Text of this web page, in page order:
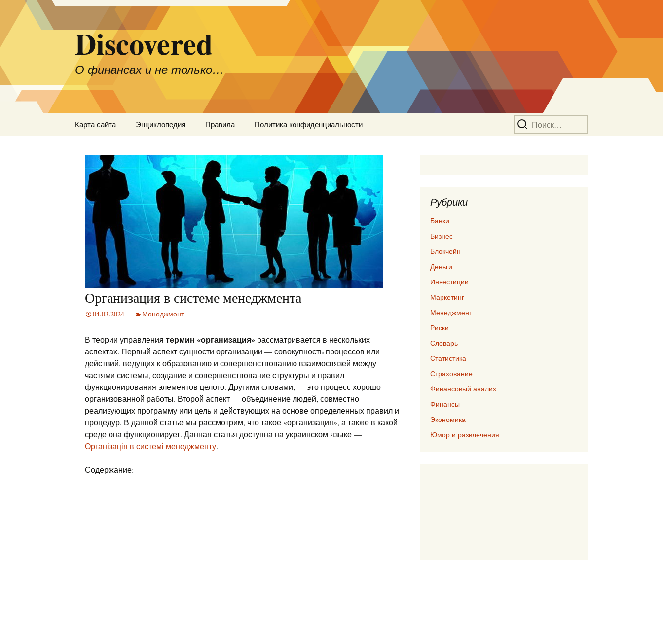
Discovered
О финансах и не только…
Карта сайта Энциклопедия Правила Политика конфиденциальности Найти:
Организация в системе менеджмента
04.03.2024 Менеджмент
В теории управления термин «организация» рассматривается в нескольких
аспектах. Первый аспект сущности организации — совокупность процессов или
действий, ведущих к образованию и совершенствованию взаимосвязей между
частями системы, создание и совершенствование структуры и правил
функционирования элементов целого. Другими словами, — это процесс хорошо
организованной работы. Второй аспект — объединение людей, совместно
реализующих программу или цель и действующих на основе определенных правил и
процедур. В данной статье мы рассмотрим, что такое «организация», а также в какой
среде она функционирует. Данная статья доступна на украинском языке —
Організація в системі менеджменту.
Содержание:
Рубрики
Банки
Бизнес
Блокчейн
Деньги
Инвестиции
Маркетинг
Менеджмент
Риски
Словарь
Статистика
Страхование
Финансовый анализ
Финансы
Экономика
Юмор и развлечения